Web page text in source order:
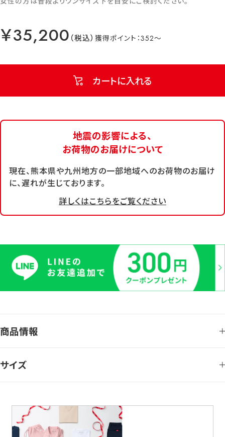
￥35,200 352
カートに入れる
地震の影響による、
お荷物のお届けについて
現在、熊本県や九州地方の一部地域へのお荷物のお届け
に、遅れが生じております。
詳しくはこちらをご覧ください
商品情報
サイズ